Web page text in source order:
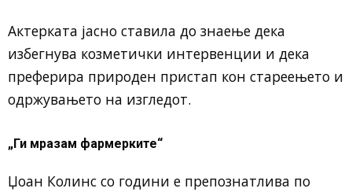
Актерката јасно ставила до знаење дека
избегнува козметички интервенции и дека
преферира природен пристап кон стареењето и
одржувањето на изгледот.
„Ги мразам фармерките“
Џоан Колинс со години е препознатлива по